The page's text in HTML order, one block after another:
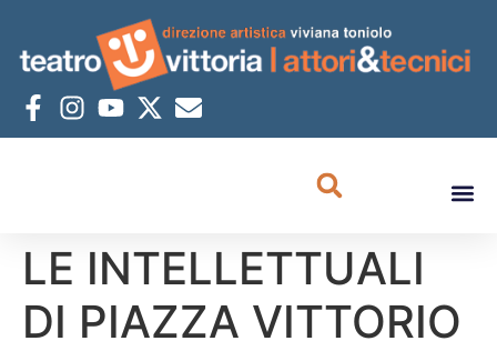
LE INTELLETTUALI
DI PIAZZA VITTORIO